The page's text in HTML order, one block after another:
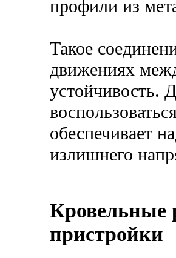
профили из
Такое
движениях
устойчивость.
обеспечивает
излишнего
Кровельные
пристройки